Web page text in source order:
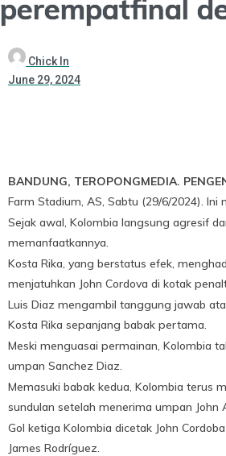
perempatfinal
Chick In
June 29, 2024
BANDUNG, TEROPONGMEDIA.
Farm Stadium, AS, Sabtu (29/6/2024).
Sejak awal, Kolombia langsung agresif
memanfaatkannya.
Kosta Rika, yang berstatus efek,
menjatuhkan John Cordova di kotak
Luis Diaz mengambil tanggung jawab
Kosta Rika sepanjang babak pertama.
Meski menguasai permainan, Kolombia
umpan Sanchez Diaz.
Memasuki babak kedua, Kolombia terus
sundulan setelah menerima umpan John
Gol ketiga Kolombia dicetak John
James Rodríguez.